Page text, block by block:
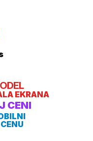
EKRANA
CENI